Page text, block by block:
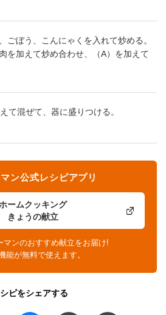
ごぼう、こんにゃくを入れて炒める。
を加えて炒め合わせ、（A）を加えて
て混ぜて、器に盛りつける。
ームクッキング
きょうの献立
ン公式レシピアプリ
マンのおすすめ献立をお届け!
能が無料で使えます。
ピをシェアする